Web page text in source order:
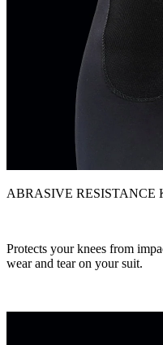
ABRASIVE RESISTANCE
Protects your knees from
wear and tear on your suit.